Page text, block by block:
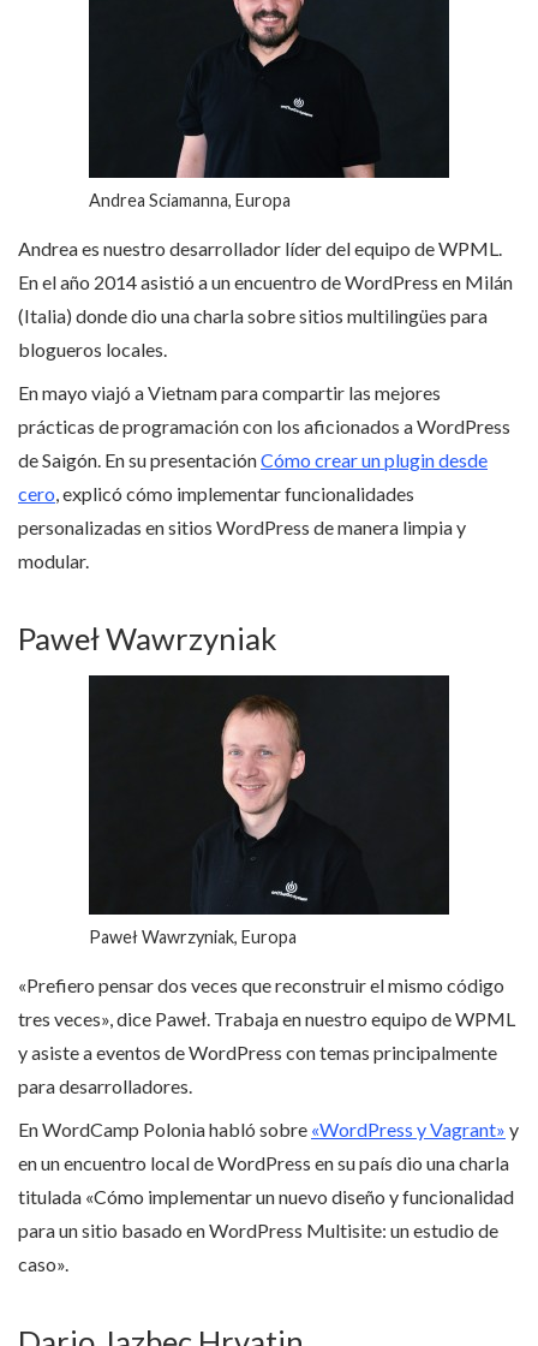
Andrea Sciamanna, Europa
Andrea es nuestro desarrollador líder del equipo de WPML.
En el año 2014 asistió a un encuentro de WordPress en Milán
(Italia) donde dio una charla sobre sitios multilingües para
blogueros locales.
En mayo viajó a Vietnam para compartir las mejores
prácticas de programación con los aficionados a WordPress
de Saigón. En su presentaciónCómo crear un plugin desde
cero , explicó cómo implementar funcionalidades
personalizadas en sitios WordPress de manera limpia y
modular.
Paweł Wawrzyniak
Paweł Wawrzyniak, Europa
«Prefiero pensar dos veces que reconstruir el mismo código
tres veces», dice Paweł. Trabaja en nuestro equipo de WPML
y asiste a eventos de WordPress con temas principalmente
para desarrolladores.
En WordCamp Polonia habló sobre «WordPress y Vagrant» y
en un encuentro local de WordPress en su país dio una charla
titulada «Cómo implementar un nuevo diseño y funcionalidad
para un sitio basado en WordPress Multisite: un estudio de
caso».